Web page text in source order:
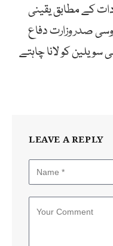
کے مطابق یقینی
صدر وزارت دفاع
کو لانا چاہتے
LEAVE A REPLY